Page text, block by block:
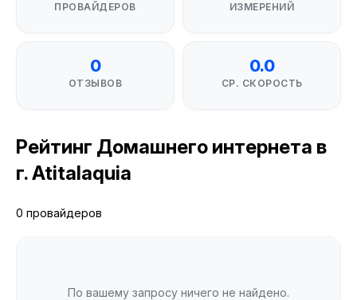
ПРОВАЙДЕРОВ ИЗМЕРЕНИЙ
0
ОТЗЫВОВ
0.0
СР. СКОРОСТЬ
Рейтинг Домашнего интернета в
г. Atitalaquia
0 провайдеров
По вашему запросу ничего не найдено.